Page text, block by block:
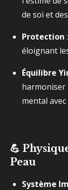
de soi et
Protection
éloignant
Équilibre
harmoniser
mental
💪
Peau
Système